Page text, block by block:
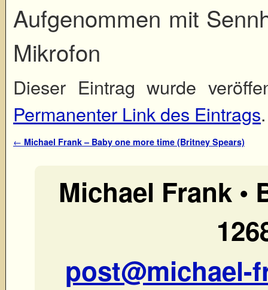
Aufgenommen mit
Mikrofon
Dieser Eintrag wurde
Permanenter Link des Eintrags.
Artikelnavigation
← Michael Frank – Baby one more time (Britney Spears)
Michael Frank •
post@michael-